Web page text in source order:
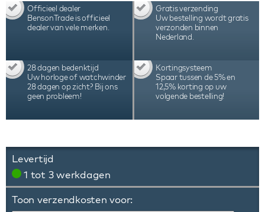
Officieel dealer
BensonTrade is officieel
dealer van vele merken.
Gratis verzending
Uw bestelling wordt gratis
verzonden binnen
Nederland.
28 dagen bedenktijd
Uw horloge of watchwinder
28 dagen op zicht? Bij ons
geen probleem!
Kortingsysteem
Spaar tussen de 5% en
12,5% korting op uw
volgende bestelling!
Levertijd
1 tot 3 werkdagen
Toon verzendkosten voor: